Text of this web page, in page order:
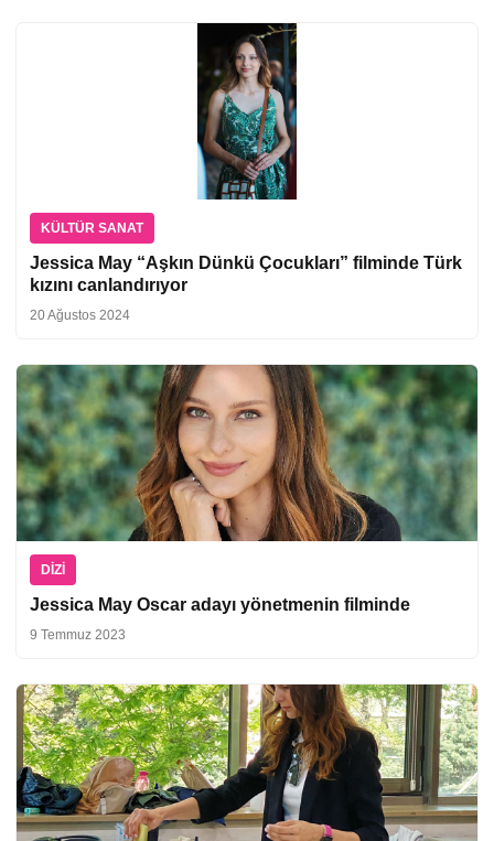
KÜLTÜR SANAT
Jessica May “Aşkın Dünkü Çocukları” filminde Türk
kızını canlandırıyor
20 Ağustos 2024
DIZI
Jessica May Oscar adayı yönetmenin filminde
9 Temmuz 2023